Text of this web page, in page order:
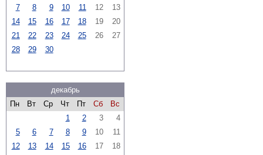
7
8 9 10 11 12
13
14
15 16 17 18 19
20
21
22 23 24 25 26
27
28
29 30
декабрь
Пн
Вт Ср Чт Пт Сб
Вс
1
2 3
4
5
6 7 8 9 10
11
12
13 14 15 16 17
18